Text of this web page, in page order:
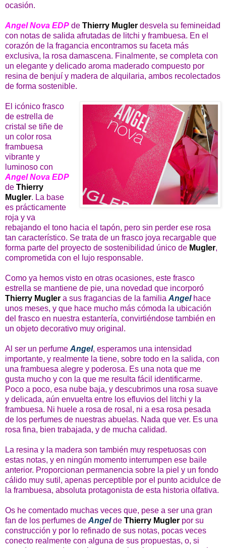
ocasión.
Angel Nova EDP de Thierry Mugler desvela su femineidad
con notas de salida afrutadas de litchi y frambuesa. En el
corazón de la fragancia encontramos su faceta más
exclusiva, la rosa damascena. Finalmente, se completa con
un elegante y delicado aroma maderado compuesto por
resina de benjuí y madera de alquilaria, ambos recolectados
de forma sostenible.
El icónico frasco
de estrella de
cristal se tiñe de
un color rosa
frambuesa
vibrante y
luminoso con
Angel Nova EDP
de Thierry
Mugler. La base
es prácticamente
roja y va
rebajando el tono hacia el tapón, pero sin perder ese rosa
tan característico. Se trata de un frasco joya recargable que
forma parte del proyecto de sostenibilidad único de Mugler,
comprometida con el lujo responsable.
Como ya hemos visto en otras ocasiones, este frasco
estrella se mantiene de pie, una novedad que incorporó
Thierry Mugler a sus fragancias de la familia Angelhace
unos meses, y que hace mucho más cómoda la ubicación
del frasco en nuestra estantería, convirtiéndose también en
un objeto decorativo muy original.
Al ser un perfume Angel, esperamos una intensidad
importante, y realmente la tiene, sobre todo en la salida, con
una frambuesa alegre y poderosa. Es una nota que me
gusta mucho y con la que me resulta fácil identificarme.
Poco a poco, esa nube baja, y descubrimos una rosa suave
y delicada, aún envuelta entre los efluvios del litchi y la
frambuesa. Ni huele a rosa de rosal, ni a esa rosa pesada
de los perfumes de nuestras abuelas. Nada que ver. Es una
rosa fina, bien trabajada, y de mucha calidad.
La resina y la madera son también muy respetuosas con
estas notas, y en ningún momento interrumpen ese baile
anterior. Proporcionan permanencia sobre la piel y un fondo
cálido muy sutil, apenas perceptible por el punto acidulce de
la frambuesa, absoluta protagonista de esta historia olfativa.
Os he comentado muchas veces que, pese a ser una gran
fan de los perfumes de Angelde Thierry Mugler por su
construcción y por lo refinado de sus notas, pocas veces
conecto realmente con alguna de sus propuestas, o, si